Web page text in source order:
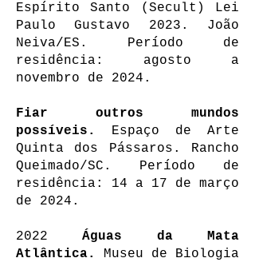
Espírito Santo (Secult) Lei
Paulo Gustavo 2023. João
Neiva/ES. Período de
residência: agosto a
novembro de 2024.
Fiar outros mundos
possíveis.
Espaço de Arte
Quinta dos Pássaros. Rancho
Queimado/SC. Período de
residência: 14 a 17 de março
de 2024.
2022Águas da Mata
Atlântica. Museu de Biologia